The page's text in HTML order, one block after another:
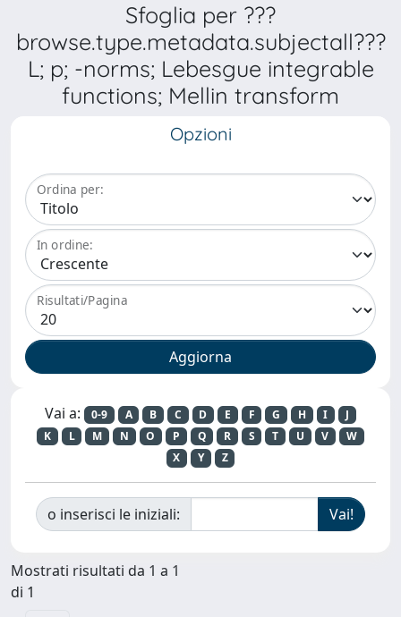
Sfoglia per ???
browse.type.metadata.subjectall???
L; p; -norms; Lebesgue integrable
functions; Mellin transform
Opzioni
Ordina per:
In ordine:
Risultati/Pagina
Vai a: 0-9 A B C D E F G H I
J
K
L M N O P Q R S T U V
W
X
Y Z
o inserisci le iniziali:
Mostrati risultati da 1 a 1
di 1